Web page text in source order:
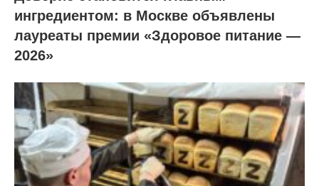
ингредиентом: в Москве объявлены
лауреаты премии «Здоровое питание —
2026»